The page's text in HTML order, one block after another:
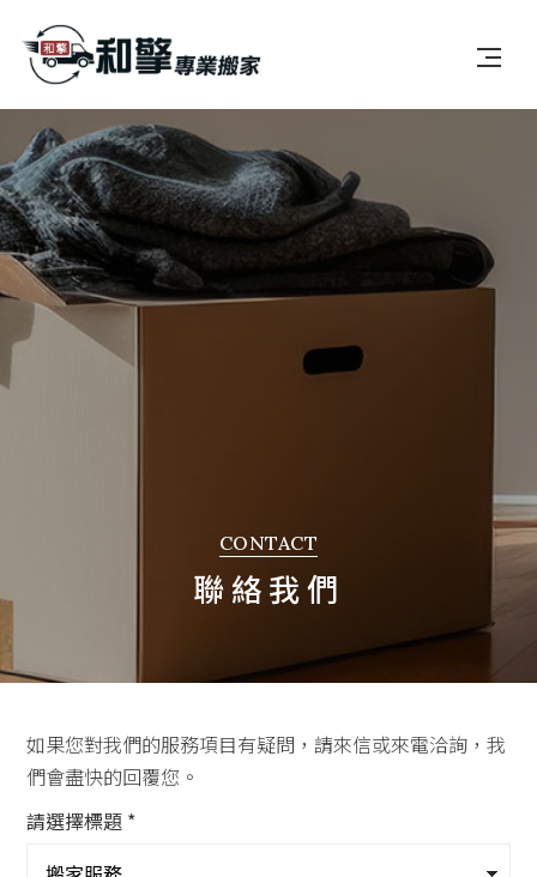
公司簡介
服務項目
最新消息
常見問題
聯絡我們
CONTACT
聯絡我們
如果您對我們的服務項目有疑問，請來信或來電洽詢，我
們會盡快的回覆您。
請選擇標題 *